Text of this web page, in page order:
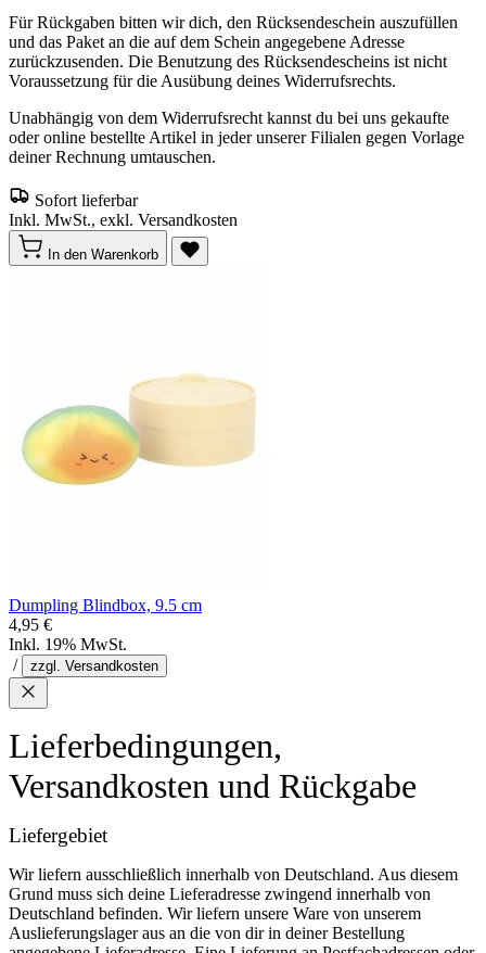
Für Rückgaben bitten wir dich, den Rücksendeschein auszufüllen
und das Paket an die auf dem Schein angegebene Adresse
zurückzusenden. Die Benutzung des Rücksendescheins ist nicht
Voraussetzung für die Ausübung deines Widerrufsrechts.
Unabhängig von dem Widerrufsrecht kannst du bei uns gekaufte
oder online bestellte Artikel in jeder unserer Filialen gegen Vorlage
deiner Rechnung umtauschen.
Sofort lieferbar
Inkl. MwSt., exkl. Versandkosten
In den Warenkorb
Dumpling Blindbox, 9.5 cm
4,95 €
Inkl. 19% MwSt.
/
zzgl. Versandkosten
Lieferbedingungen,
Versandkosten und Rückgabe
Liefergebiet
Wir liefern ausschließlich innerhalb von Deutschland. Aus diesem
Grund muss sich deine Lieferadresse zwingend innerhalb von
Deutschland befinden. Wir liefern unsere Ware von unserem
Auslieferungslager aus an die von dir in deiner Bestellung